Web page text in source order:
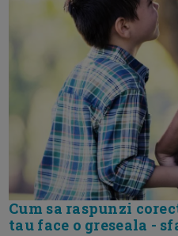
Cum sa raspunzi
tau face o greseala -